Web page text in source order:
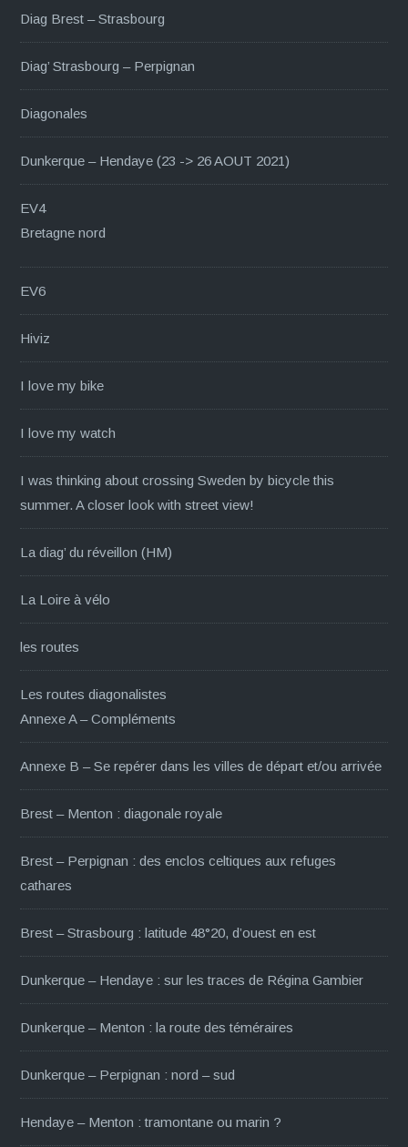
Diag Brest – Strasbourg
Diag’ Strasbourg – Perpignan
Diagonales
Dunkerque – Hendaye (23 -> 26 AOUT 2021)
EV4
Bretagne nord
EV6
Hiviz
I love my bike
I love my watch
I was thinking about crossing Sweden by bicycle this
summer. A closer look with street view!
La diag’ du réveillon (HM)
La Loire à vélo
les routes
Les routes diagonalistes
Annexe A – Compléments
Annexe B – Se repérer dans les villes de départ et/ou arrivée
Brest – Menton : diagonale royale
Brest – Perpignan : des enclos celtiques aux refuges
cathares
Brest – Strasbourg : latitude 48°20, d’ouest en est
Dunkerque – Hendaye : sur les traces de Régina Gambier
Dunkerque – Menton : la route des téméraires
Dunkerque – Perpignan : nord – sud
Hendaye – Menton : tramontane ou marin ?